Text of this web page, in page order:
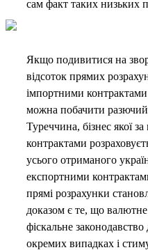
сам факт таких низьких
Якщо подивитися на
відсоток прямих
імпортними
можна побачити
Туреччина, бізнес якої
контрактами
усього отриманого
експортними
прямі розрахунки
доказом є те, що
фіскальне
окремих випадках і